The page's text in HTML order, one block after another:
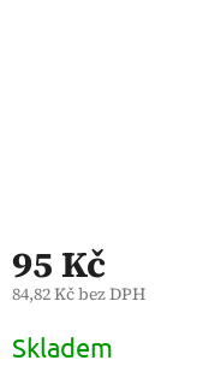
95 Kč
84,82 Kč bez DPH
cena:
Skladem